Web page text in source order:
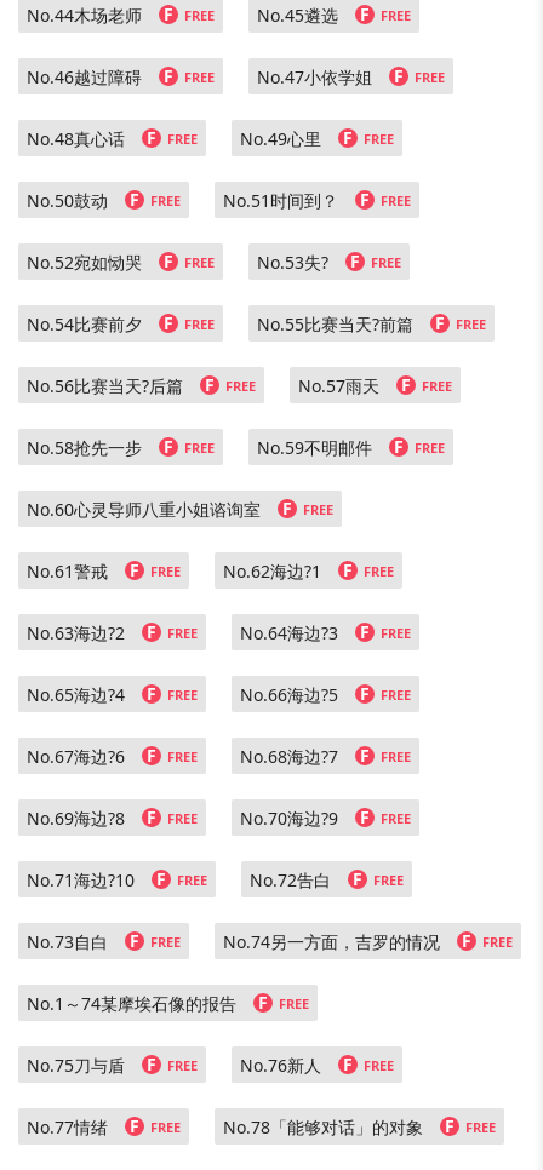
No.44木场老师 F FREE No.45遴选 F FREE
No.46越过障碍 F FREE No.47小依学姐 F FREE
No.48真心话 F FREE No.49心里 F FREE
No.50鼓动 F FREE No.51时间到？ F FREE
No.52宛如恸哭 F FREE No.53失? F FREE
No.54比赛前夕 F FREE No.55比赛当天?前篇 F FREE
No.56比赛当天?后篇 F FREE No.57雨天 F FREE
No.58抢先一步 F FREE No.59不明邮件 F FREE
No.60心灵导师八重小姐谘询室 F FREE
No.61警戒 F FREE No.62海边?1 F FREE
No.63海边?2 F FREE No.64海边?3 F FREE
No.65海边?4 F FREE No.66海边?5 F FREE
No.67海边?6 F FREE No.68海边?7 F FREE
No.69海边?8 F FREE No.70海边?9 F FREE
No.71海边?10 F FREE No.72告白 F FREE
No.73自白 F FREE No.74另一方面，吉罗的情况 F FREE
No.1～74某摩埃石像的报告 F FREE
No.75刀与盾 F FREE No.76新人 F FREE
No.77情绪 F FREE No.78「能够对话」的对象 F FREE